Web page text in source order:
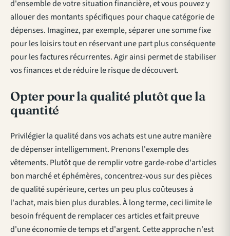
d'ensemble de votre situation financière, et vous pouvez y
allouer des montants spécifiques pour chaque catégorie de
dépenses. Imaginez, par exemple, séparer une somme fixe
pour les loisirs tout en réservant une part plus conséquente
pour les factures récurrentes. Agir ainsi permet de stabiliser
vos finances et de réduire le risque de découvert.
Opter pour la qualité plutôt que la
quantité
Privilégier la qualité dans vos achats est une autre manière
de dépenser intelligemment. Prenons l'exemple des
vêtements. Plutôt que de remplir votre garde-robe d'articles
bon marché et éphémères, concentrez-vous sur des pièces
de qualité supérieure, certes un peu plus coûteuses à
l'achat, mais bien plus durables. À long terme, ceci limite le
besoin fréquent de remplacer ces articles et fait preuve
d'une économie de temps et d'argent. Cette approche n'est